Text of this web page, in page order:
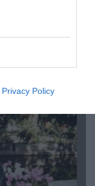
Privacy Policy
να τα